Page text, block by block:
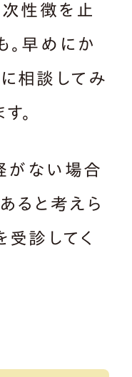
次性徴を止
。早めにか
相談してみ
。
がない場合
ると考えら
受診してく